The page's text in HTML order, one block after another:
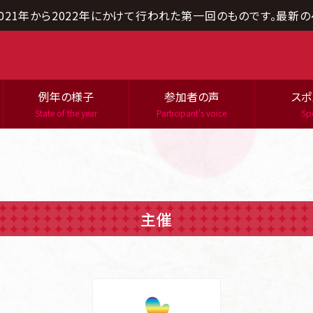
年から2022年にかけて行われた第一回のものです。最新
例年の様子
State of the year
参加者の声
Participant's voice
ス
主催